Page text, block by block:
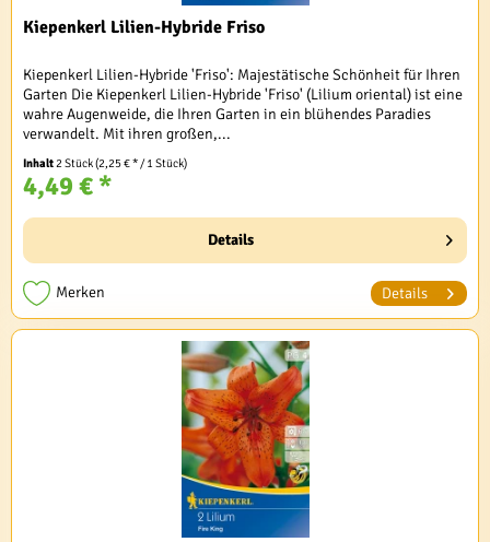
Kiepenkerl Lilien-Hybride Friso
Kiepenkerl Lilien-Hybride 'Friso': Majestätische Schönheit für Ihren
Garten Die Kiepenkerl Lilien-Hybride 'Friso' (Lilium oriental) ist eine
wahre Augenweide, die Ihren Garten in ein blühendes Paradies
verwandelt. Mit ihren großen,...
Inhalt2 Stück(2,25 € * / 1 Stück)
4,49 € *
Details
Merken Details